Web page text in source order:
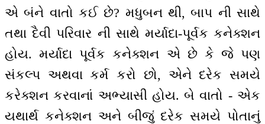
એ બંને વાતો કઈ છે? મધુબન થી, બાપ ની સાથે
તથા દૈવી પરિવાર ની સાથે મર્યાદા-પૂર્વક કનેક્શન
હોય. મર્યાદા પૂર્વક કનેક્શન એ છે કે જે પણ
સંકલ્પ અથવા કર્મ કરો છો, એને દરેક સમયે
કરેક્શન કરવાનાં અભ્યાસી હોય. બે વાતો - એક
યથાર્થ કનેક્શન અને બીજું દરેક સમયે પોતાનું